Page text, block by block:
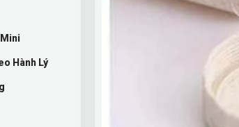
Mini
Hành Lý